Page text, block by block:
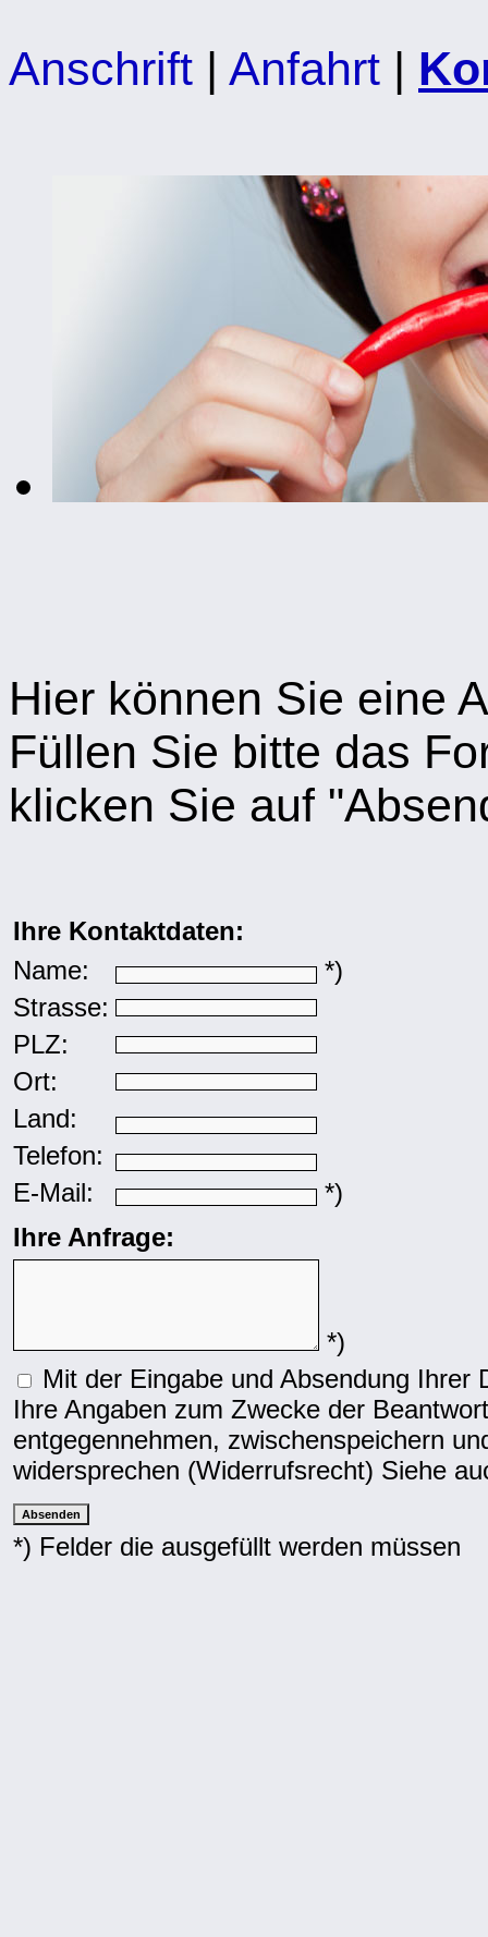
Anschrift | Anfahrt |
Hier können Sie eine
Füllen Sie bitte das
klicken Sie auf
Ihre Kontaktdaten:
Name:
*)
Strasse:
PLZ:
Ort:
Land:
Telefon:
E-Mail:
*)
Ihre Anfrage:
*)
Mit der Eingabe und Absendung
Ihre Angaben zum Zwecke der
entgegennehmen, zwischenspeichern
widersprechen (Widerrufsrecht) Siehe
*) Felder die ausgefüllt werden müssen